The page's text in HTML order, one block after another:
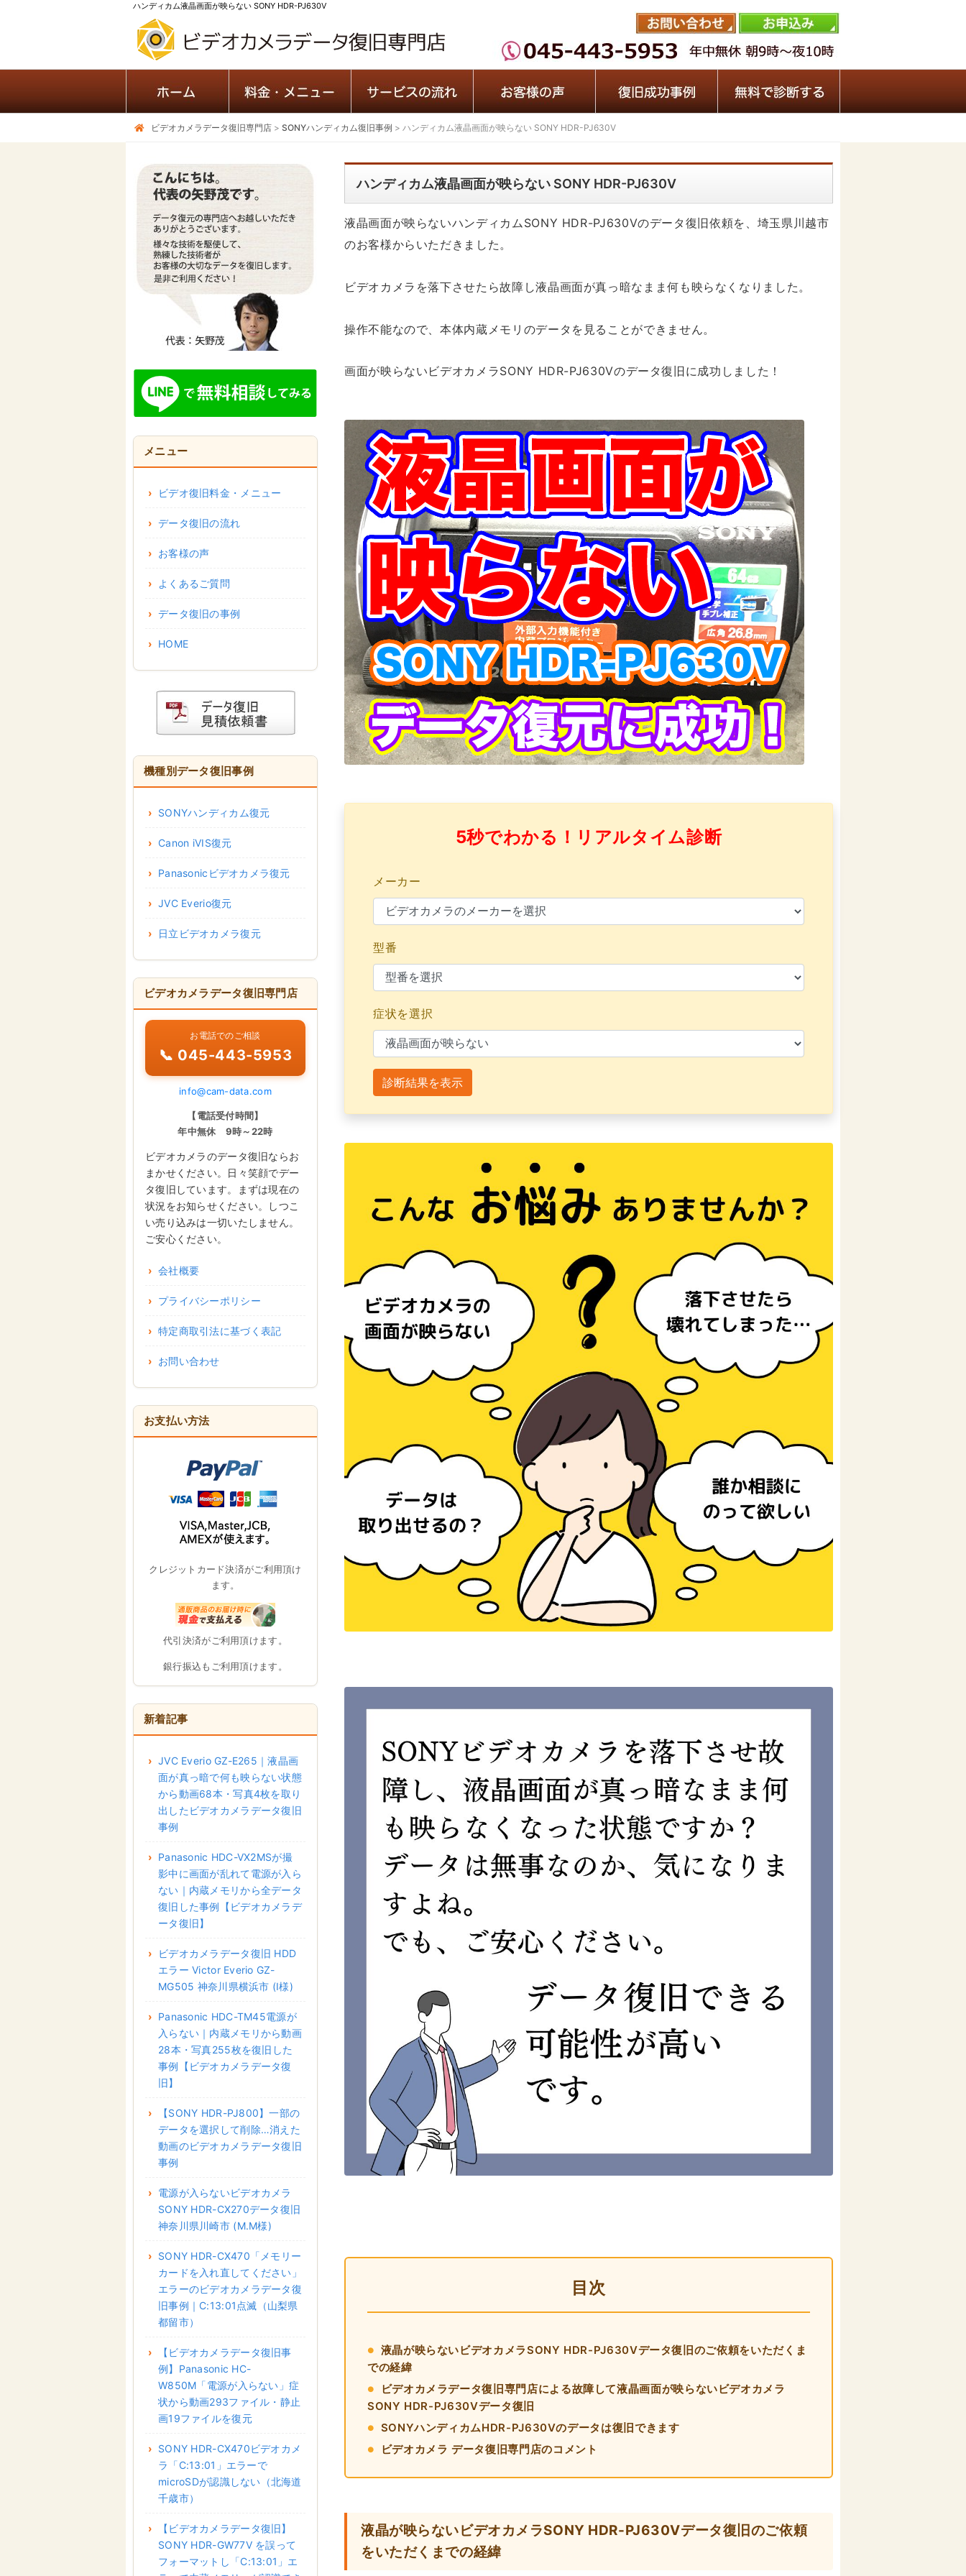
ハンディカム液晶画面が映らない SONY HDR-PJ630V
ビデオカメラデータ復旧専門店 > SONYハンディカム復旧事例 > ハンディカム液晶画面が映らない SONY HDR-PJ630V
ハンディカム液晶画面が映らない SONY HDR-PJ630V
液晶画面が映らないハンディカムSONY HDR-PJ630Vのデータ復旧依頼を、埼玉県川越市
のお客様からいただきました。
ビデオカメラを落下させたら故障し液晶画面が真っ暗なまま何も映らなくなりました。
操作不能なので、本体内蔵メモリのデータを見ることができません。
画面が映らないビデオカメラSONY HDR-PJ630Vのデータ復旧に成功しました！
5秒でわかる！リアルタイム診断
メーカー
型番
症状を選択
診断結果を表示
目次
液晶が映らないビデオカメラSONY HDR-PJ630Vデータ復旧のご依頼をいただくま
での経緯
ビデオカメラデータ復旧専門店による故障して液晶画面が映らないビデオカメラ
SONY HDR-PJ630Vデータ復旧
SONYハンディカムHDR-PJ630Vのデータは復旧できます
ビデオカメラ データ復旧専門店のコメント
液晶が映らないビデオカメラSONY HDR-PJ630Vデータ復旧のご依頼
をいただくまでの経緯
メニュー
ビデオ復旧料金・メニュー
データ復旧の流れ
お客様の声
よくあるご質問
データ復旧の事例
HOME
機種別データ復旧事例
SONYハンディカム復元
Canon iVIS復元
Panasonicビデオカメラ復元
JVC Everio復元
日立ビデオカメラ復元
ビデオカメラデータ復旧専門店
お電話でのご相談
📞 045-443-5953
info@cam-data.com
【電話受付時間】
年中無休 9時～22時
ビデオカメラのデータ復旧ならお
まかせください。日々笑顔でデー
タ復旧しています。まずは現在の
状況をお知らせください。しつこ
い売り込みは一切いたしません。
ご安心ください。
会社概要
プライバシーポリシー
特定商取引法に基づく表記
お問い合わせ
お支払い方法
クレジットカード決済がご利用頂け
ます。
代引決済がご利用頂けます。
銀行振込もご利用頂けます。
新着記事
JVC Everio GZ-E265｜液晶画
面が真っ暗で何も映らない状態
から動画68本・写真4枚を取り
出したビデオカメラデータ復旧
事例
Panasonic HDC-VX2MSが撮
影中に画面が乱れて電源が入ら
ない｜内蔵メモリから全データ
復旧した事例【ビデオカメラデ
ータ復旧】
ビデオカメラデータ復旧 HDD
エラー Victor Everio GZ-
MG505 神奈川県横浜市 (I様)
Panasonic HDC-TM45電源が
入らない｜内蔵メモリから動画
28本・写真255枚を復旧した
事例【ビデオカメラデータ復
旧】
【SONY HDR-PJ800】一部の
データを選択して削除…消えた
動画のビデオカメラデータ復旧
事例
電源が入らないビデオカメラ
SONY HDR-CX270データ復旧
神奈川県川崎市 (M.M様)
SONY HDR-CX470「メモリー
カードを入れ直してください」
エラーのビデオカメラデータ復
旧事例｜C:13:01点滅（山梨県
都留市）
【ビデオカメラデータ復旧事
例】Panasonic HC-
W850M「電源が入らない」症
状から動画293ファイル・静止
画19ファイルを復元
SONY HDR-CX470ビデオカメ
ラ「C:13:01」エラーで
microSDが認識しない（北海道
千歳市）
【ビデオカメラデータ復旧】
SONY HDR-GW77V を誤って
フォーマットし「C:13:01」エ